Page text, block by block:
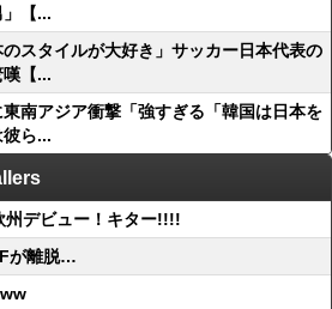
【...
スタイルが大好き」サッカー日本代表の
【...
南アジア衝撃「強すぎる「韓国は日本を
ら...
州デビュー！キター!!!!
が離脱…